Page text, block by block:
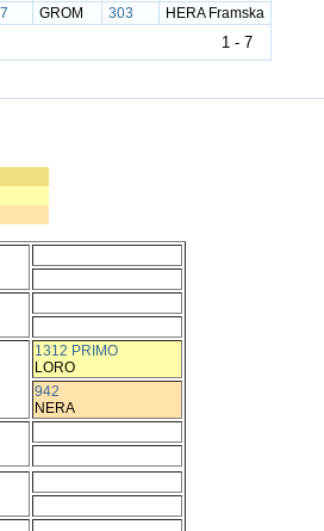
GROM 303 HERA Framska
1 - 7
1312 PRIMO
LORO
942
NERA